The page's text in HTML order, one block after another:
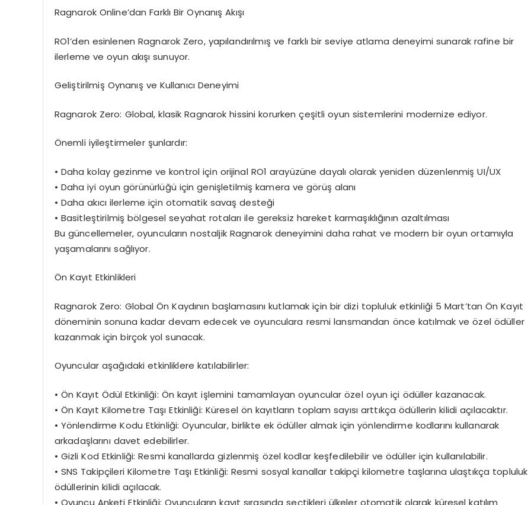
Ragnarok Online’dan Farklı Bir Oynanış Akışı
RO1’den esinlenen Ragnarok Zero, yapılandırılmış ve farklı bir seviye atlama deneyimi sunarak rafine bir
ilerleme ve oyun akışı sunuyor.
Geliştirilmiş Oynanış ve Kullanıcı Deneyimi
Ragnarok Zero: Global, klasik Ragnarok hissini korurken çeşitli oyun sistemlerini modernize ediyor.
Önemli iyileştirmeler şunlardır:
• Daha kolay gezinme ve kontrol için orijinal RO1 arayüzüne dayalı olarak yeniden düzenlenmiş UI/UX
• Daha iyi oyun görünürlüğü içingenişletilmiş kamera ve görüş alanı
• Daha akıcı ilerleme için otomatik savaş desteği
• Basitleştirilmiş bölgesel seyahat rotaları ile gereksiz hareket karmaşıklığının azaltılması
Bu güncellemeler, oyuncuların nostaljik Ragnarok deneyimini daha rahat ve modern bir oyun ortamıyla
yaşamalarını sağlıyor.
Ön Kayıt Etkinlikleri
Ragnarok Zero: Global Ön Kaydının başlamasını kutlamak için bir dizi topluluk etkinliği 5 Mart’tan Ön Kayıt
döneminin sonuna kadar devam edecek ve oyunculara resmi lansmandan önce katılmak ve özel ödüller
kazanmak için birçok yol sunacak.
Oyuncular aşağıdaki etkinliklere katılabilirler:
• Ön Kayıt Ödül Etkinliği: Ön kayıt işlemini tamamlayan oyuncular özel oyun içi ödüller kazanacak.
• Ön Kayıt Kilometre Taşı Etkinliği: Küresel ön kayıtların toplam sayısı arttıkça ödüllerin kilidi açılacaktır.
• Yönlendirme Kodu Etkinliği: Oyuncular, birlikte ek ödüller almak için yönlendirme kodlarını kullanarak
arkadaşlarını davet edebilirler.
• Gizli Kod Etkinliği: Resmi kanallarda gizlenmiş özel kodlar keşfedilebilir ve ödüller için kullanılabilir.
• SNS Takipçileri Kilometre Taşı Etkinliği: Resmi sosyal kanallar takipçi kilometre taşlarına ulaştıkça topluluk
ödüllerinin kilidi açılacak.
• Oyuncu Anketi Etkinliği: Oyuncuların kayıt sırasında seçtikleri ülkeler otomatik olarak küresel katılım